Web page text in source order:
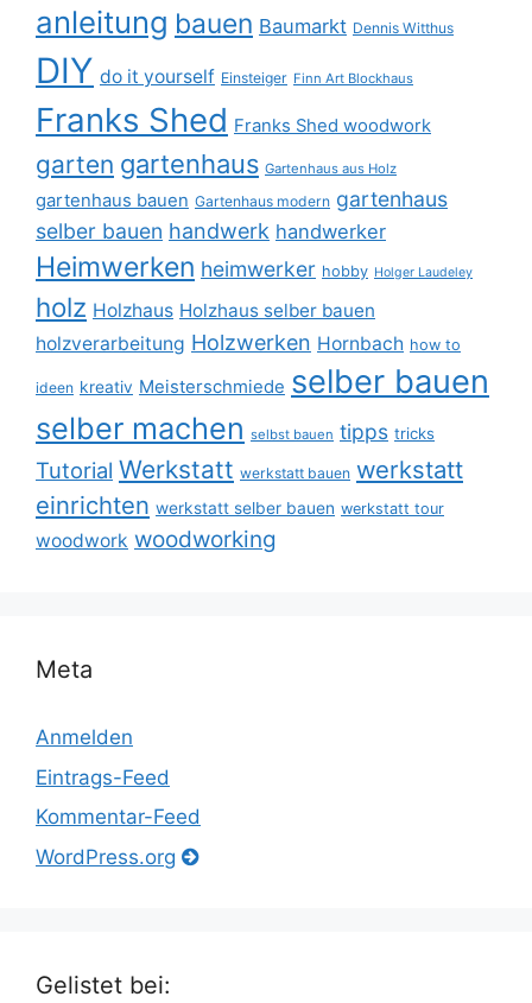
anleitung bauen Baumarkt Dennis Witthus
DIY do it yourself Einsteiger Finn Art Blockhaus
Franks Shed Franks Shed woodwork
garten gartenhaus Gartenhaus aus Holz
gartenhaus bauen Gartenhaus modern gartenhaus
selber bauen handwerk handwerker
Heimwerken heimwerker hobby Holger Laudeley
holz Holzhaus Holzhaus selber bauen
holzverarbeitung Holzwerken Hornbach how to
ideen kreativ Meisterschmiede selber bauen
selber machen selbst bauen tipps tricks
Tutorial Werkstatt werkstatt bauen werkstatt
einrichten werkstatt selber bauen werkstatt tour
woodwork woodworking
Meta
Anmelden
Eintrags-Feed
Kommentar-Feed
WordPress.org
Gelistet bei: